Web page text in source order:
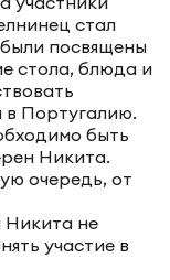
стал
посвящены
стола, блюда и
в Португалию.
быть
Никита.
очередь, от
Никита не
участие в